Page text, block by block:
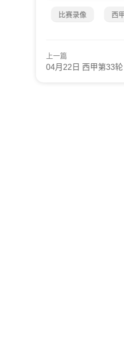
比赛录像 西
上一篇
04月22日 西甲第33轮